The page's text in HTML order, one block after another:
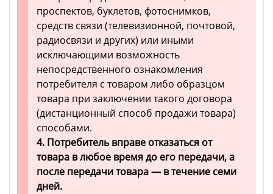
проспектов, буклетов, фотоснимков,
средств связи (телевизионной, почтовой,
радиосвязи и других) или иными
исключающими возможность
непосредственного ознакомления
потребителя с товаром либо образцом
товара при заключении такого договора
(дистанционный способ продажи товара)
способами.
4. Потребитель вправе отказаться от
товара в любое время до его передачи, а
после передачи товара — в течение семи
дней.